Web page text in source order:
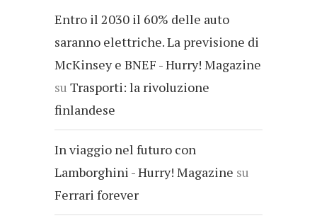
Entro il 2030 il 60% delle auto
saranno elettriche. La previsione di
McKinsey e BNEF - Hurry! Magazine
su Trasporti: la rivoluzione
finlandese
In viaggio nel futuro con
Lamborghini - Hurry! Magazine su
Ferrari forever